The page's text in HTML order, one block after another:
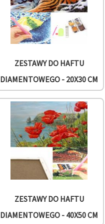
ZESTAWY DO HAFTU
DIAMENTOWEGO - 20X30 CM
ZESTAWY DO HAFTU
DIAMENTOWEGO - 40X50 CM